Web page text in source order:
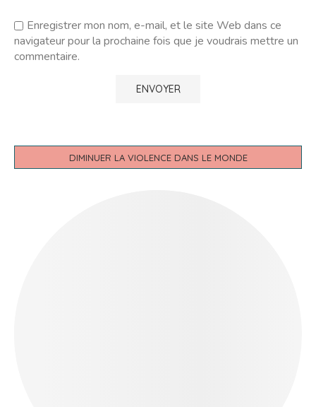
Enregistrer mon nom, e-mail, et le site Web dans ce
navigateur pour la prochaine fois que je voudrais mettre un
commentaire.
DIMINUER LA VIOLENCE DANS LE MONDE